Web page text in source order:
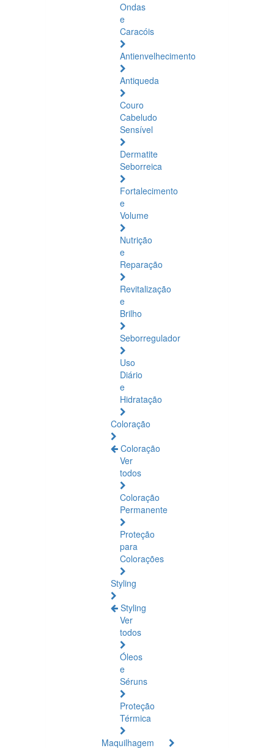
Ondas
e
Caracóis
Antienvelhecimento
Antiqueda
Couro
Cabeludo
Sensível
Dermatite
Seborreica
Fortalecimento
e
Volume
Nutrição
e
Reparação
Revitalização
e
Brilho
Seborregulador
Uso
Diário
e
Hidratação
Coloração
Coloração
Ver
todos
Coloração
Permanente
Proteção
para
Colorações
Styling
Styling
Ver
todos
Óleos
e
Séruns
Proteção
Térmica
Maquilhagem